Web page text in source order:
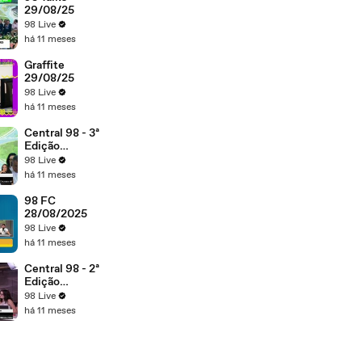
29/08/25
98 Live
há 11 meses
Graffite
29/08/25
98 Live
há 11 meses
Central 98 - 3ª
Edição
29/08/25
98 Live
há 11 meses
98 FC
28/08/2025
98 Live
há 11 meses
Central 98 - 2ª
Edição
29/08/2025
98 Live
há 11 meses